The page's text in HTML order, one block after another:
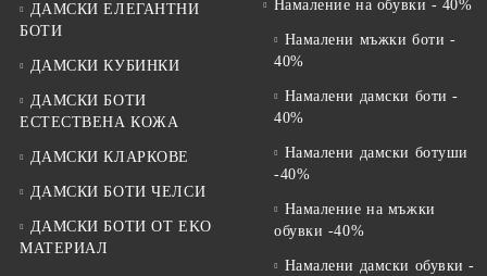
ДАМСКИ ЕЛЕГАНТНИ
БОТИ
ДАМСКИ КУБИНКИ
ДАМСКИ БОТИ
ЕСТЕСТВЕНА КОЖА
ДАМСКИ КЛАРКОВЕ
ДАМСКИ БОТИ ЧЕЛСИ
ДАМСКИ БОТИ ОТ EKO
МАТЕРИАЛ
Намаление на обувки - 40%
Намалени мъжки боти -
40%
Намалени дамски боти -
40%
Намалени дамски ботуши
-40%
Намаление на мъжки
обувки -40%
Намалени дамски обувки -